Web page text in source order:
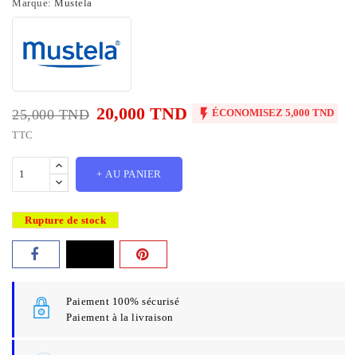
Marque: Mustela
25,000 TND 20,000 TND  ÉCONOMISEZ 5,000 TND
TTC
+ AU PANIER
Rupture de stock
Paiement 100% sécurisé
Paiement à la livraison